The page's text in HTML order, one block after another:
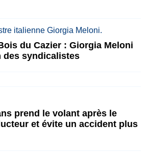
du Cazier : Giorgia Meloni
des syndicalistes
prend le volant après le
et évite un accident plus